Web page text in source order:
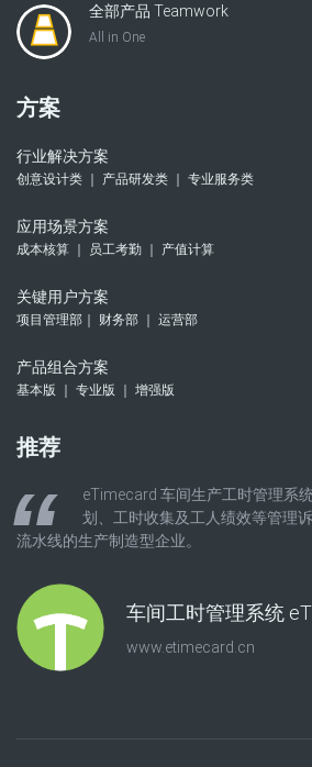
全部产品 Teamwork
All in One
方案
行业解决方案
创意设计类 ｜ 产品研发类 ｜ 专业服务类
应用场景方案
成本核算 ｜ 员工考勤 ｜ 产值计算
关键用户方案
项目管理部｜ 财务部 ｜ 运营部
产品组合方案
基本版 ｜ 专业版 ｜ 增强版
推荐
eTimecard 车间生产工时管理系
划、工时收集及工人绩效等管理
流水线的生产制造型企业。
车间工时管理系统
www.etimecard.cn